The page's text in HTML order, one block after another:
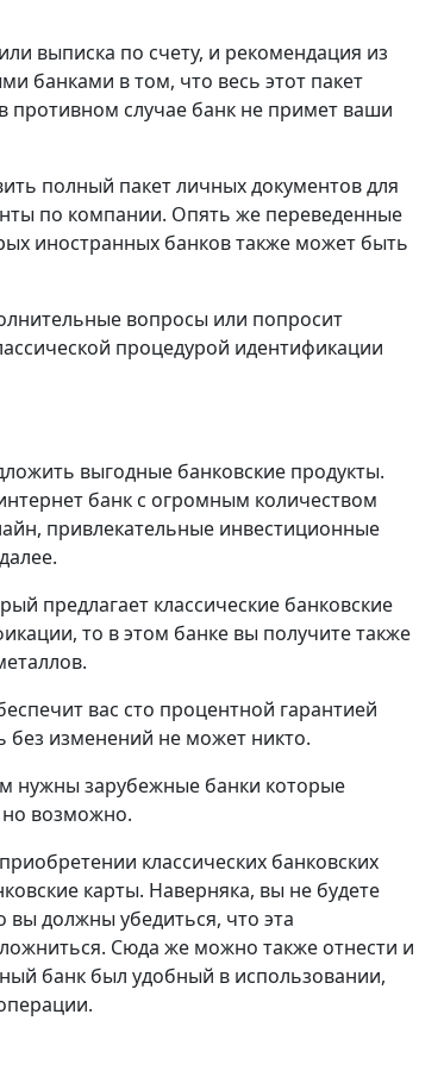
выписка по счету, и рекомендация из
банками в том, что весь этот пакет
противном случае банк не примет ваши
полный пакет личных документов для
по компании. Опять же переведенные
иностранных банков также может быть
вопросы или попросит
процедурой идентификации
выгодные банковские продукты.
банк с огромным количеством
привлекательные инвестиционные
предлагает классические банковские
то в этом банке вы получите также
вас сто процентной гарантией
без изменений не может никто.
нужны зарубежные банки которые
но возможно.
классических банковских
карты. Наверняка, вы не будете
вы должны убедиться, что эта
Сюда же можно также отнести и
банк был удобный в использовании,